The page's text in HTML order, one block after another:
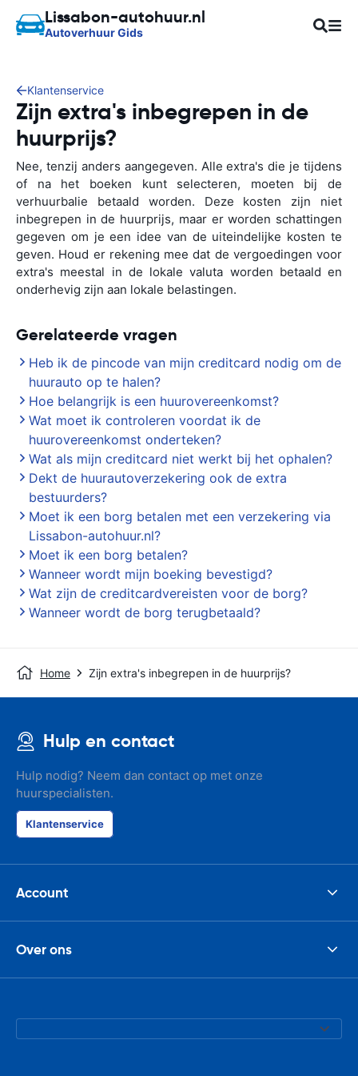
Lissabon-autohuur.nl
Autoverhuur Gids
Klantenservice
Zijn extra's inbegrepen in de
huurprijs?
Nee, tenzij anders aangegeven. Alle extra's die je tijdens
of na het boeken kunt selecteren, moeten bij de
verhuurbalie betaald worden. Deze kosten zijn niet
inbegrepen in de huurprijs, maar er worden schattingen
gegeven om je een idee van de uiteindelijke kosten te
geven. Houd er rekening mee dat de vergoedingen voor
extra's meestal in de lokale valuta worden betaald en
onderhevig zijn aan lokale belastingen.
Gerelateerde vragen
Heb ik de pincode van mijn creditcard nodig om de
huurauto op te halen?
Hoe belangrijk is een huurovereenkomst?
Wat moet ik controleren voordat ik de
huurovereenkomst onderteken?
Wat als mijn creditcard niet werkt bij het ophalen?
Dekt de huurautoverzekering ook de extra
bestuurders?
Moet ik een borg betalen met een verzekering via
Lissabon-autohuur.nl?
Moet ik een borg betalen?
Wanneer wordt mijn boeking bevestigd?
Wat zijn de creditcardvereisten voor de borg?
Wanneer wordt de borg terugbetaald?
Home Zijn extra's inbegrepen in de huurprijs?
Hulp en contact
Hulp nodig? Neem dan contact op met onze
huurspecialisten.
Klantenservice
Account
Over ons